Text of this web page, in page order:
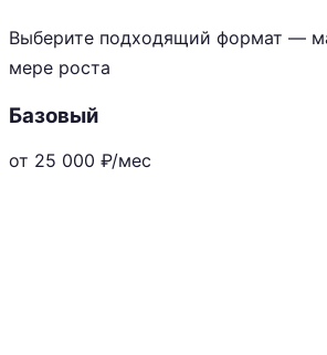
Выберите подходящий формат —
мере роста
Базовый
от 25 000 ₽/мес